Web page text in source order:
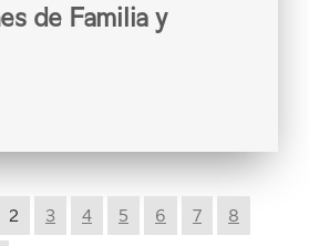
de Familia y
2 3 4 5 6 7
8